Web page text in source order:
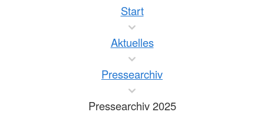
Start
Aktuelles
Pressearchiv
Pressearchiv 2025